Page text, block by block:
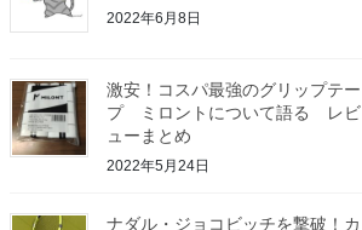
2022年6月8日
激安！コスパ最強のグリップテー
プ ミロントについて語る レビ
ューまとめ
2022年5月24日
ナダル・ジョコビッチを撃破！カ